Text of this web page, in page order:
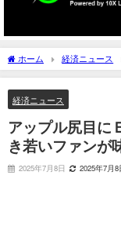
ホーム 経済ニュース
いファンが味方
経済ニュース
アップル尻目に
き若いファンが
2025年7月8日 2025年7月8